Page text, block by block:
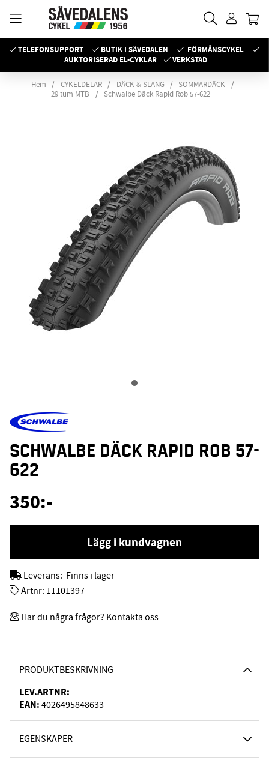
TELEFONSUPPORT BUTIK I SÄVEDALEN
FÖRMÅNSCYKEL
AUKTORISERAD EL-CYKLAR
VERKSTAD
Hem CYKELDELAR DÄCK & SLANG
SOMMARDÄCK
29 tum MTB
Schwalbe Däck Rapid Rob 57-622
PRODUKTBESKRIVNING
LEV.ARTNR:
EAN: 4026495848633
EGENSKAPER
SCHWALBE DÄCK RAPID ROB 57-
622
350:-
Lägg i kundvagnen
Leverans: Finns i lager
Artnr: 11101397
Har du några frågor? Kontakta oss